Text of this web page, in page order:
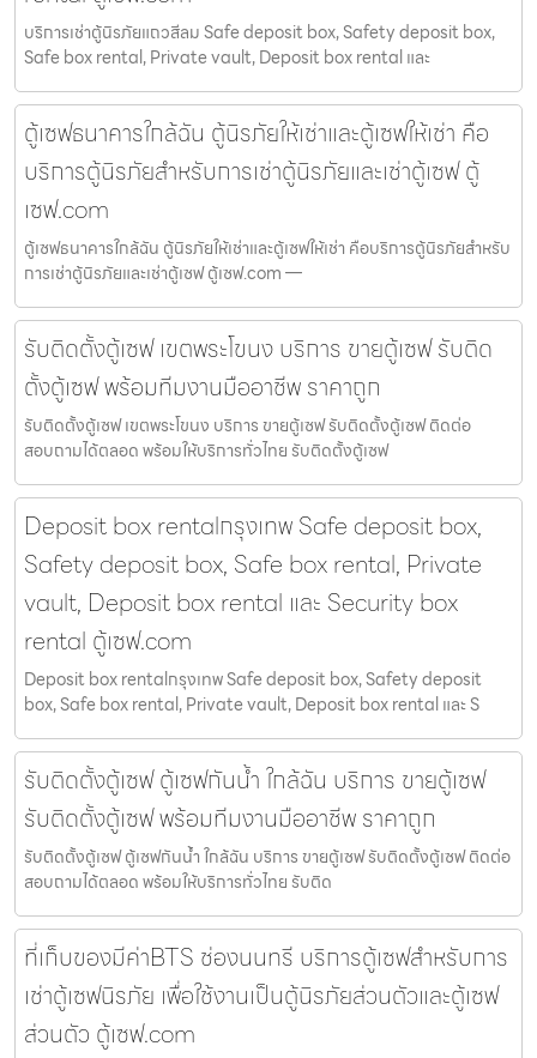
บริการเช่าตู้นิรภัยแถวสีลม Safe deposit box, Safety deposit box,
Safe box rental, Private vault, Deposit box rental และ
ตู้เซฟธนาคารใกล้ฉัน ตู้นิรภัยให้เช่าและตู้เซฟให้เช่า คือ
บริการตู้นิรภัยสำหรับการเช่าตู้นิรภัยและเช่าตู้เซฟ ตู้
เซฟ.com
ตู้เซฟธนาคารใกล้ฉัน ตู้นิรภัยให้เช่าและตู้เซฟให้เช่า คือบริการตู้นิรภัยสำหรับ
การเช่าตู้นิรภัยและเช่าตู้เซฟ ตู้เซฟ.com —
รับติดตั้งตู้เซฟ เขตพระโขนง บริการ ขายตู้เซฟ รับติด
ตั้งตู้เซฟ พร้อมทีมงานมืออาชีพ ราคาถูก
รับติดตั้งตู้เซฟ เขตพระโขนง บริการ ขายตู้เซฟ รับติดตั้งตู้เซฟ ติดต่อ
สอบถามได้ตลอด พร้อมให้บริการทั่วไทย รับติดตั้งตู้เซฟ
Deposit box rentalกรุงเทพ Safe deposit box,
Safety deposit box, Safe box rental, Private
vault, Deposit box rental และ Security box
rental ตู้เซฟ.com
Deposit box rentalกรุงเทพ Safe deposit box, Safety deposit
box, Safe box rental, Private vault, Deposit box rental และ S
รับติดตั้งตู้เซฟ ตู้เซฟกันน้ำ ใกล้ฉัน บริการ ขายตู้เซฟ
รับติดตั้งตู้เซฟ พร้อมทีมงานมืออาชีพ ราคาถูก
รับติดตั้งตู้เซฟ ตู้เซฟกันน้ำ ใกล้ฉัน บริการ ขายตู้เซฟ รับติดตั้งตู้เซฟ ติดต่อ
สอบถามได้ตลอด พร้อมให้บริการทั่วไทย รับติด
ที่เก็บของมีค่าBTS ช่องนนทรี บริการตู้เซฟสำหรับการ
เช่าตู้เซฟนิรภัย เพื่อใช้งานเป็นตู้นิรภัยส่วนตัวและตู้เซฟ
ส่วนตัว ตู้เซฟ.com